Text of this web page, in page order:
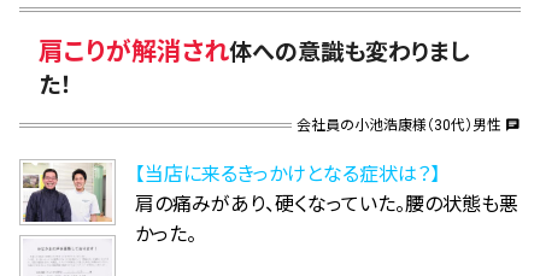
肩こりが解消され体への意識も変わりまし
た！
会社員の小池浩康様（30代）男性 chat
【当店に来るきっかけとなる症状は？】
肩の痛みがあり、硬くなっていた。腰の状態も悪
かった。